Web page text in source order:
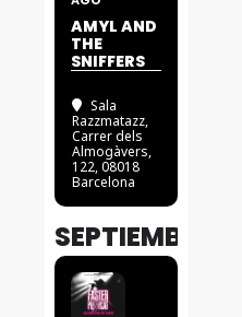
AMYL AND
THE
SNIFFERS
Sala
Razzmatazz,
Carrer dels
Almogàvers,
122, 08018
Barcelona
SEPTIEMBRE